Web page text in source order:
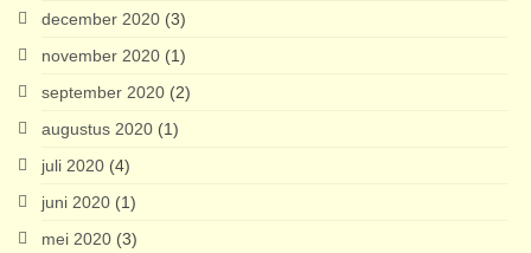
december 2020 (3)
november 2020 (1)
september 2020 (2)
augustus 2020 (1)
juli 2020 (4)
juni 2020 (1)
mei 2020 (3)